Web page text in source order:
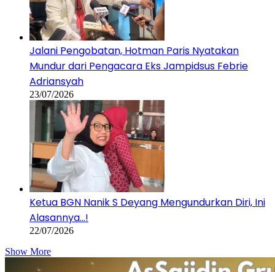
Jalani Pengobatan, Hotman Paris Nyatakan
Mundur dari Pengacara Eks Jampidsus Febrie
Adriansyah
23/07/2026
Ketua BGN Nanik S Deyang Mengundurkan Diri, Ini
Alasannya…!
22/07/2026
Show More